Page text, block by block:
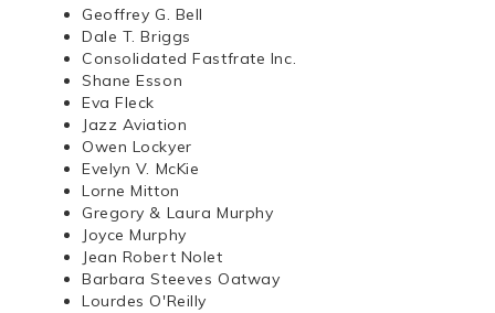
Geoffrey G. Bell
Dale T. Briggs
Consolidated Fastfrate Inc.
Shane Esson
Eva Fleck
Jazz Aviation
Owen Lockyer
Evelyn V. McKie
Lorne Mitton
Gregory & Laura Murphy
Joyce Murphy
Jean Robert Nolet
Barbara Steeves Oatway
Lourdes O'Reilly